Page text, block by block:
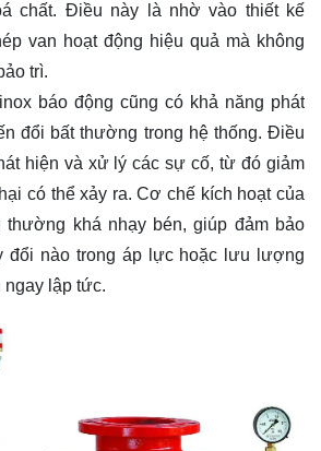
chất. Điều này là nhờ vào thiết kế
van hoạt động hiệu quả mà không
trì.
báo động cũng có khả năng phát
đổi bất thường trong hệ thống. Điều
hiện và xử lý các sự cố, từ đó giảm
có thể xảy ra. Cơ chế kích hoạt của
thường khá nhạy bén, giúp đảm bảo
đổi nào trong áp lực hoặc lưu lượng
lập tức.